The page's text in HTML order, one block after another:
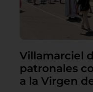
Villamarciel
patronales
a la Virgen